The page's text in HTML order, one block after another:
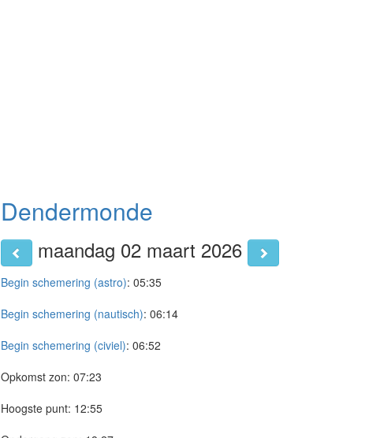
Dendermonde
maandag 02 maart 2026
Begin schemering (astro): 05:35
Begin schemering (nautisch): 06:14
Begin schemering (civiel): 06:52
Opkomst zon: 07:23
Hoogste punt: 12:55